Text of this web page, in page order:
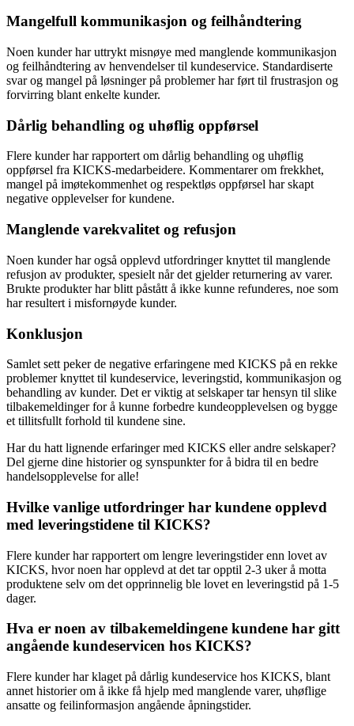
Mangelfull kommunikasjon og feilhåndtering
Noen kunder har uttrykt misnøye med manglende kommunikasjon
og feilhåndtering av henvendelser til kundeservice. Standardiserte
svar og mangel på løsninger på problemer har ført til frustrasjon og
forvirring blant enkelte kunder.
Dårlig behandling og uhøflig oppførsel
Flere kunder har rapportert om dårlig behandling og uhøflig
oppførsel fra KICKS-medarbeidere. Kommentarer om frekkhet,
mangel på imøtekommenhet og respektløs oppførsel har skapt
negative opplevelser for kundene.
Manglende varekvalitet og refusjon
Noen kunder har også opplevd utfordringer knyttet til manglende
refusjon av produkter, spesielt når det gjelder returnering av varer.
Brukte produkter har blitt påstått å ikke kunne refunderes, noe som
har resultert i misfornøyde kunder.
Konklusjon
Samlet sett peker de negative erfaringene med KICKS på en rekke
problemer knyttet til kundeservice, leveringstid, kommunikasjon og
behandling av kunder. Det er viktig at selskaper tar hensyn til slike
tilbakemeldinger for å kunne forbedre kundeopplevelsen og bygge
et tillitsfullt forhold til kundene sine.
Har du hatt lignende erfaringer med KICKS eller andre selskaper?
Del gjerne dine historier og synspunkter for å bidra til en bedre
handelsopplevelse for alle!
Hvilke vanlige utfordringer har kundene opplevd
med leveringstidene til KICKS?
Flere kunder har rapportert om lengre leveringstider enn lovet av
KICKS, hvor noen har opplevd at det tar opptil 2-3 uker å motta
produktene selv om det opprinnelig ble lovet en leveringstid på 1-5
dager.
Hva er noen av tilbakemeldingene kundene har gitt
angående kundeservicen hos KICKS?
Flere kunder har klaget på dårlig kundeservice hos KICKS, blant
annet historier om å ikke få hjelp med manglende varer, uhøflige
ansatte og feilinformasjon angående åpningstider.